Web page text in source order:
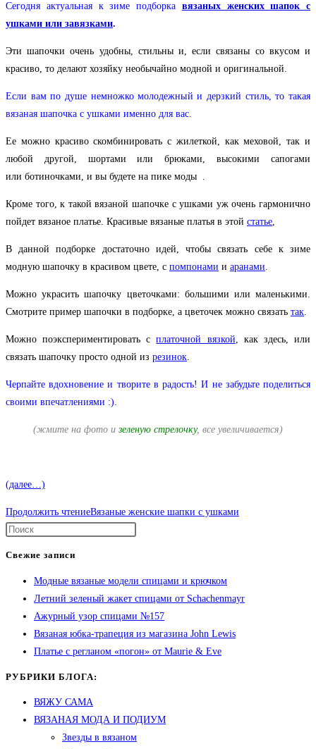
Сегодня актуальная к зиме подборка вязаных женских шапок с
ушками или завязками.
Эти шапочки очень удобны, стильны и, если связаны со вкусом и
красиво, то делают хозяйку необычайно модной и оригинальной.
Если вам по душе немножко молодежный и дерзкий стиль, то такая
вязаная шапочка с ушками именно для вас.
Ее можно красиво скомбинировать с жилеткой, как меховой, так и
любой другой, шортами или брюками, высокими сапогами
или ботиночками, и вы будете на пике моды .
Кроме того, к такой вязаной шапочке с ушками уж очень гармонично
пойдет вязаное платье. Красивые вязаные платья в этой статье,
В данной подборке достаточно идей, чтобы связать себе к зиме
модную шапочку в красивом цвете, с помпонами и аранами.
Можно украсить шапочку цветочками: большими или маленькими.
Смотрите пример шапочки в подборке, а цветочек можно связать так.
Можно поэкспериментировать сплаточной вязкой, как здесь, или
связать шапочку просто одной из резинок.
Черпайте вдохновение и творите в радость! И не забудьте поделиться
своими впечатлениями :).
(жмите на фото и зеленую стрелочку, все увеличивается)
(далее…)
Продолжить чтениеВязаные женские шапки с ушками
Свежие записи
Модные вязаные модели спицами и крючком
Летний зеленый жакет спицами от Schachenmayr
Ажурный узор спицами №157
Вязаная юбка-трапеция из магазина John Lewis
Платье с регланом «погон» от Maurie & Eve
РУБРИКИ БЛОГА:
ВЯЖУ САМА
ВЯЗАНАЯ МОДА И ПОДИУМ
Звезды в вязаном